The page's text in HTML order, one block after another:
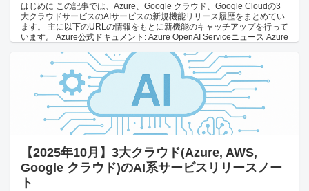
はじめに この記事では、Azure、Google クラウド、Google Cloudの3
大クラウドサービスのAIサービスの新規機能リリース履歴をまとめてい
ます。 主に以下のURLの情報をもとに新機能のキャッチアップを行って
います。 Azure公式ドキュメント: Azure OpenAI Serviceニュース Azure
キュメント管理リポジトリ Github: Azure OpenAI APIプレビューバージ
ョン一覧 Github: Azure OpenAI API安定版バージョン一覧 AWS公式ドキ
ュメント: AWS Bedrockリリースノート Google Cloud公式ドキュメン
ト: Vertex AIリリースノート Anthropic公式ドキュメント: APIバージョン
一覧 Azure 2025年12月01日: GPT-image-1.5モデルが利用可能に
OpenAIの最新画像生成モデルGPT-image-1.5がリリースされました。
パフォーマンス、品質、編集コントロール、顔の保持機能が向上してい
ます。 編集モードでは、高い入力忠実度をサポートし、入力画像の一部
画像生成 画像から画像生成（編集） インペインティング 高品質な画像
生成（最大1024x1536および1536x1024ピクセル）
【2025年10月】3大クラウド(Azure, AWS,
Google クラウド)のAI系サービスリリースノー
ト